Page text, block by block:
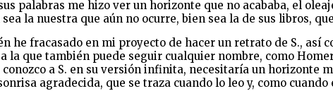
palabras me hizo ver un horizonte que no acababa, el
la nuestra que aún no ocurre, bien sea la de sus libros,
he fracasado en mi proyecto de hacer un retrato de S., así
la que también puede seguir cualquier nombre, como
a S. en su versión infinita, necesitaría un horizonte
agradecida, que se traza cuando lo leo y, como